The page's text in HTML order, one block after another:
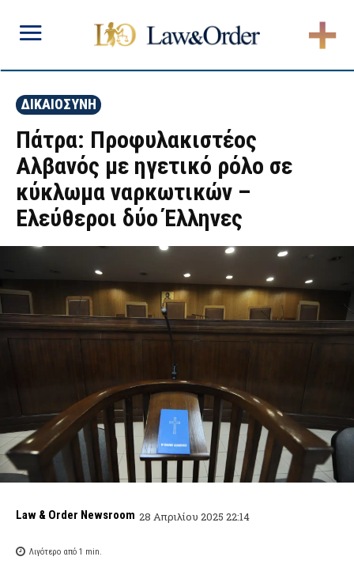
ΔΙΚΑΙΟΣΥΝΗ
Πάτρα: Προφυλακιστέος
Αλβανός με ηγετικό ρόλο σε
κύκλωμα ναρκωτικών –
Ελεύθεροι δύο Έλληνες
Law & Order Newsroom 28 Απριλίου 2025 22:14
Λιγότερο από 1 min.